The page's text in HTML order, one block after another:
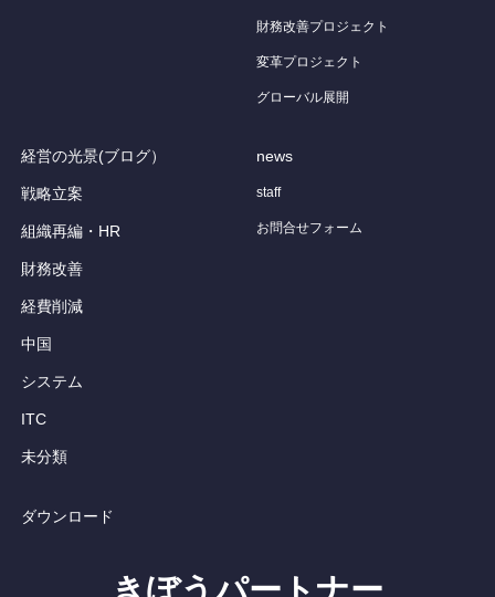
財務改善プロジェクト
変革プロジェクト
グローバル展開
経営の光景(ブログ）
戦略立案
組織再編・HR
財務改善
経費削減
中国
システム
ITC
未分類
news
staff
お問合せフォーム
ダウンロード
きぼうパートナー